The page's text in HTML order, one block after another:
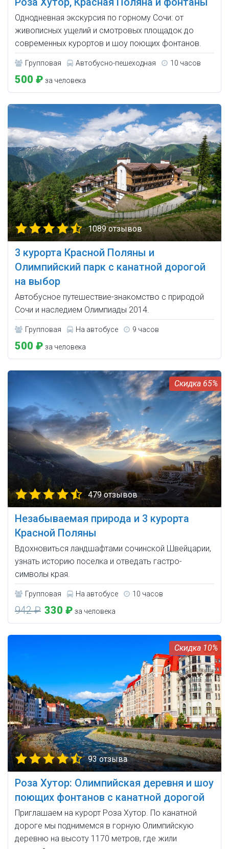
Однодневная экскурсия по горному Сочи: от
живописных ущелий и смотровых площадок до
современных курортов и шоу поющих фонтанов.
Групповая Автобусно-пешеходная 10 часов
500 ₽ за человека
1089 отзывов
3 курорта Красной Поляны и
Олимпийский парк с канатной дорогой
на выбор
Автобусное путешествие-знакомство с природой
Сочи и наследием Олимпиады 2014.
Групповая На автобусе 9 часов
500 ₽ за человека
65%
479 отзывов
Незабываемая природа и 3 курорта
Красной Поляны
Вдохновиться ландшафтами сочинской Швейцарии,
узнать историю поселка и отведать гастро-
символы края.
Групповая На автобусе 10 часов
942 ₽ 330 ₽ за человека
10%
93 отзыва
Роза Хутор: Олимпийская деревня и шоу
поющих фонтанов с канатной дорогой
Приглашаем на курорт Роза Хутор. По канатной
дороге мы поднимемся в горную Олимпийскую
деревню на высоту 1170 метров, где жили